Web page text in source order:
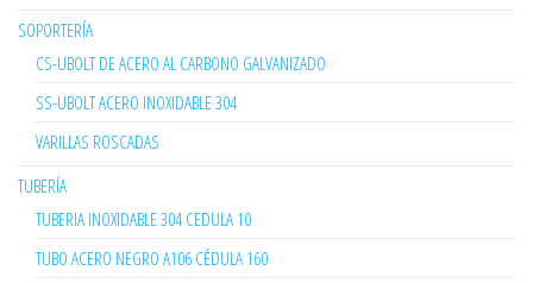
SOPORTERÍA
CS-UBOLT DE ACERO AL CARBONO GALVANIZADO
SS-UBOLT ACERO INOXIDABLE 304
VARILLAS ROSCADAS
TUBERÍA
TUBERIA INOXIDABLE 304 CEDULA 10
TUBO ACERO NEGRO A106 CÉDULA 160